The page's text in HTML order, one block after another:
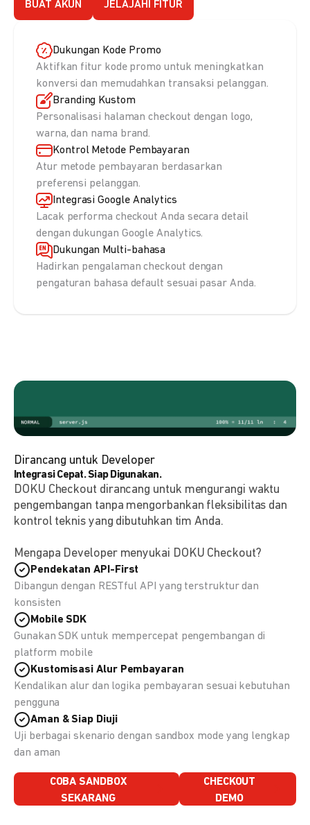
BUAT AKUN JELAJAHI FITUR
Dukungan Kode Promo
Aktifkan fitur kode promo untuk meningkatkan
konversi dan memudahkan transaksi pelanggan.
Branding Kustom
Personalisasi halaman checkout dengan logo,
warna, dan nama brand.
Kontrol Metode Pembayaran
Atur metode pembayaran berdasarkan
preferensi pelanggan.
Integrasi Google Analytics
Lacak performa checkout Anda secara detail
dengan dukungan Google Analytics.
Dukungan Multi-bahasa
Hadirkan pengalaman checkout dengan
pengaturan bahasa default sesuai pasar Anda.
Dirancang untuk Developer
Integrasi Cepat. Siap Digunakan.
DOKU Checkout dirancang untuk mengurangi waktu
pengembangan tanpa mengorbankan fleksibilitas dan
kontrol teknis yang dibutuhkan tim Anda.
Mengapa Developer menyukai DOKU Checkout?
Pendekatan API-First
Dibangun dengan RESTful API yang terstruktur dan
konsisten
Mobile SDK
Gunakan SDK untuk mempercepat pengembangan di
platform mobile
Kustomisasi Alur Pembayaran
Kendalikan alur dan logika pembayaran sesuai kebutuhan
pengguna
Aman & Siap Diuji
Uji berbagai skenario dengan sandbox mode yang lengkap
dan aman
COBA SANDBOX
SEKARANG
CHECKOUT
DEMO